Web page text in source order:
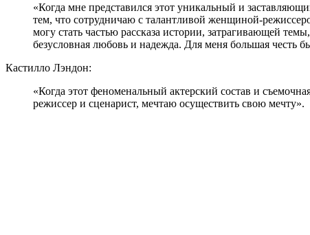
«Когда мне представился этот уникальный и
тем, что сотрудничаю с талантливой женщиной-
могу стать частью рассказа истории, затрагивающей
безусловная любовь и надежда. Для меня большая честь
Кастилло Лэндон:
«Когда этот феноменальный актерский состав и
режиссер и сценарист, мечтаю осуществить свою мечту».